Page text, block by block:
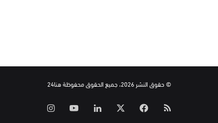
© حقوق النشر 2026، جميع الحقوق محفوظة هنا24
ملخص فيسبوك لينكدإن ‫YouTube